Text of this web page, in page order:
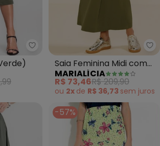
Select - Saia Feminina (Verde)
Saia Feminina Midi com
Pregas (Verde)
MARIALÍCIA
R$ 73,46R$ 209,90
ou 2x de R$ 36,73 sem juros
-57%